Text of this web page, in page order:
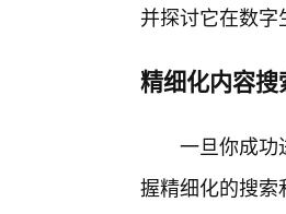
并探讨它在数
精细化内容
一旦你成功
握精细化的搜